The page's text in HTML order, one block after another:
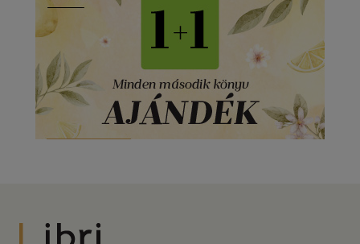
Libri